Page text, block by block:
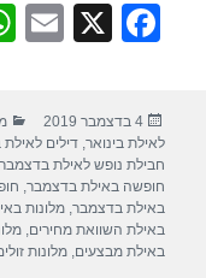
F
e
b
o
o
X
E
פורסם
בתאריך
4 בדצמבר 2019
לאילת בינואר,דילים
חבילת נופש לאילת
חופשה באילת בדצמבר,
באילת בדצמבר,מלונות
באילת השוואת מחירים,
באילת מבצעים,מלונות